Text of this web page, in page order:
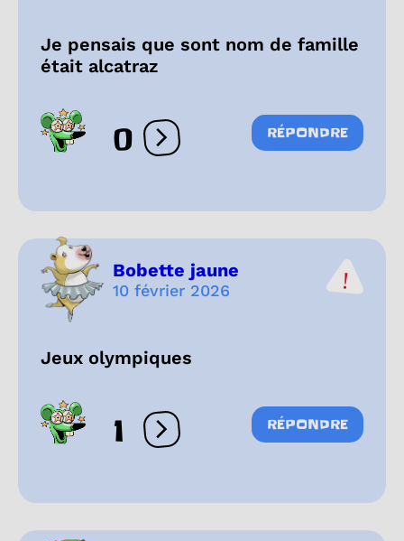
Je pensais que sont nom de famille
était alcatraz
0 Ouvrir les réactions
RÉPONDRE
Bobette jaune
10 février 2026
Jeux olympiques
1 Ouvrir les réactions
RÉPONDRE